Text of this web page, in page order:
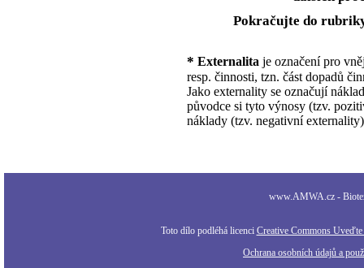
Pokračujte do
* Externalita je označení pro
resp. činnosti, tzn. část dopadů
Jako externality se označují
původce si tyto výnosy (tzv.
náklady (tzv. negativní
www.AMWA.cz -
Toto dílo podléhá licenci Creative Commons
Ochrana osobních údajů a